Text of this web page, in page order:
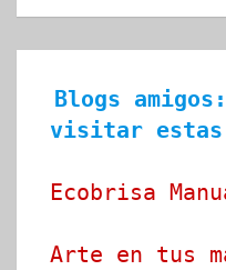
Blogs
visitar estas
Ecobrisa
Arte en tus